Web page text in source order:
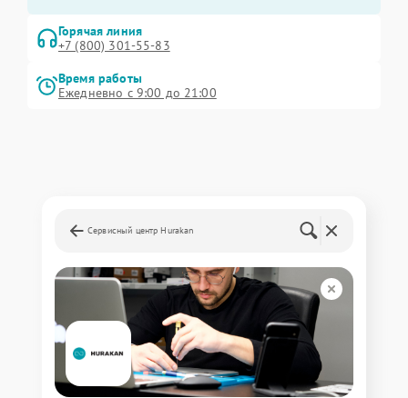
Горячая линия
+7 (800) 301-55-83
Время работы
Ежедневно с 9:00 до 21:00
Сервисный центр Hurakan